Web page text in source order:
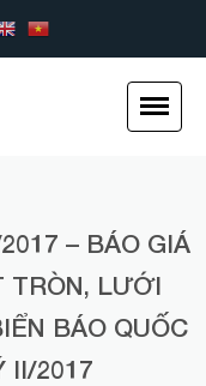
Xây dựng -Hải
– BÁO GIÁ
TRÒN, LƯỚI
BÁO QUỐC
II/2017